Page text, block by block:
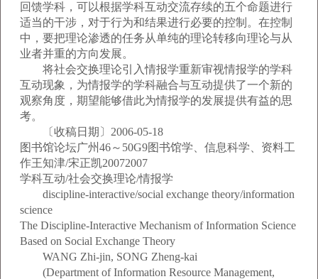
回馈学科，可以根据学科互动交流存续的五个命题进行
适当的干涉，对于行为和结果进行必要的控制。在控制
中，要把理论渗透的任务从单纯的理论转移向理论与从
业者并重的方向发展。
将社会交换理论引入情报学重新审视情报学的学科
互动现象，为情报学的学科融合与互动提供了一个新的
观察角度，期望能够借此为情报学的发展提供有益的思
考。
〔收稿日期〕2006-05-18
图书馆论坛广州46～50G9图书馆学、信息科学、资料工
作王知津/宋正凯20072007
学科互动/社会交换理论/情报学
discipline-interactive/social exchange theory/information
science
The Discipline-Interactive Mechanism of Information Science
Based on Social Exchange Theory
WANG Zhi-jin, SONG Zheng-kai
(Department of Information Resource Management,